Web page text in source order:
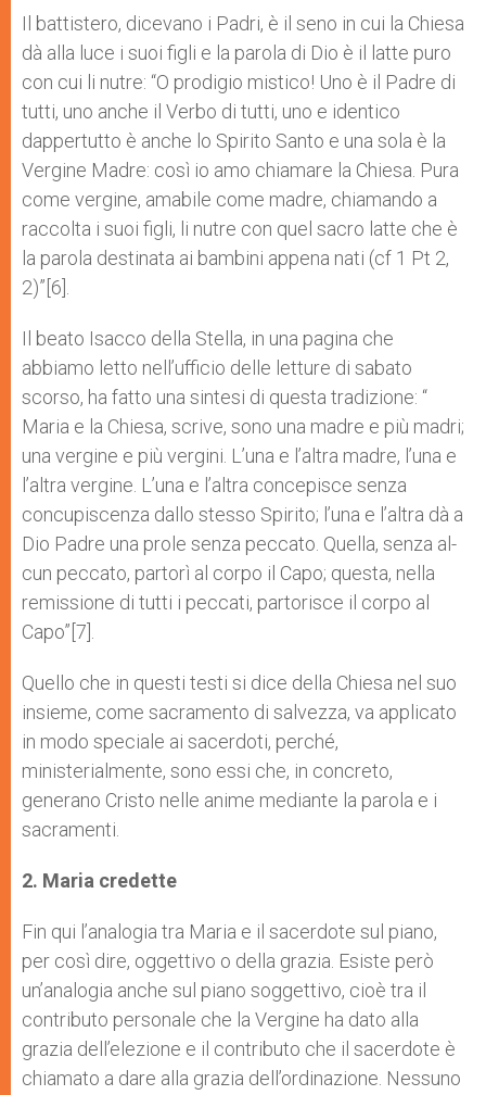
Il battistero, dicevano i Padri, è il seno in cui la Chiesa
dà alla luce i suoi figli e la parola di Dio è il latte puro
con cui li nutre: “O prodigio mistico! Uno è il Padre di
tutti, uno anche il Verbo di tutti, uno e identico
dappertutto è anche lo Spirito Santo e una sola è la
Vergine Madre: così io amo chiamare la Chiesa. Pura
come vergine, amabile come madre, chiamando a
raccolta i suoi figli, li nutre con quel sacro latte che è
la parola destinata ai bambini appena nati (cf 1 Pt 2,
2)”[6].
Il beato Isacco della Stella, in una pagina che
abbiamo letto nell’ufficio delle letture di sabato
scorso, ha fatto una sintesi di questa tradizione: “
Maria e la Chiesa, scrive, sono una madre e più madri;
una vergine e più vergini. L’una e l’altra madre, l’una e
l’altra vergine. L’una e l’al­tra concepisce senza
concupiscenza dallo stesso Spirito; l’una e l’altra dà a
Dio Padre una prole senza peccato. Quella, senza al­
cun peccato, partorì al corpo il Capo; questa, nella
remissione di tutti i peccati, partorisce il corpo al
Capo”[7].
Quello che in questi testi si dice della Chiesa nel suo
insieme, come sacramento di salvezza, va applicato
in modo speciale ai sacerdoti, perché,
ministerialmente, sono essi che, in concreto,
generano Cristo nelle anime mediante la parola e i
sacramenti.
2. Maria credette
Fin qui l’analogia tra Maria e il sacerdote sul piano,
per così dire, oggettivo o della grazia. Esiste però
un’analogia anche sul piano soggettivo, cioè tra il
contributo personale che la Vergine ha dato alla
grazia dell’elezione e il contributo che il sacerdote è
chiamato a dare alla grazia dell’ordinazione. Nessuno